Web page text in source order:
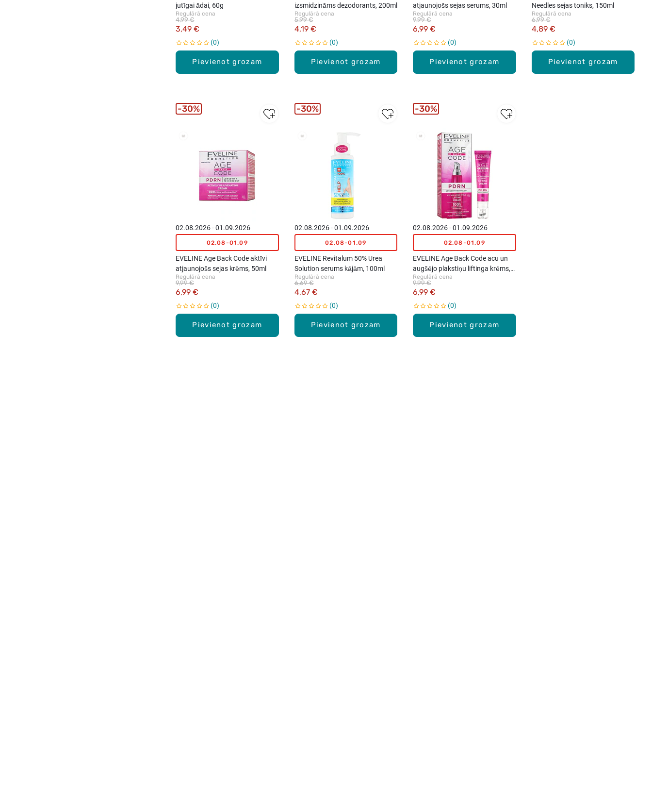
Pievienot grozam
jutīgai ādai, 60g
Regulārā cena
3,49 €
4,99 €
0
Pievienot grozam
izsmidzināms dezodorants, 200ml
Regulārā cena
4,19 €
5,99 €
0
Pievienot grozam
atjaunojošs sejas serums, 30ml
Regulārā cena
6,99 €
9,99 €
0
Pievienot grozam
Needles sejas toniks, 150ml
Regulārā cena
4,89 €
6,99 €
0
Pievienot grozam
02.08.2026 - 01.09.2026
02.08-01.09
EVELINE Age Back Code aktīvi
atjaunojošs sejas krēms, 50ml
Regulārā cena
6,99 €
9,99 €
0
30%
Pievienot grozam
02.08.2026 - 01.09.2026
02.08-01.09
EVELINE Revitalum 50% Urea
Solution serums kājām, 100ml
Regulārā cena
4,67 €
6,69 €
0
30%
Pievienot grozam
02.08.2026 - 01.09.2026
02.08-01.09
EVELINE Age Back Code acu un
augšējo plakstiņu liftinga krēms,
15ml
Regulārā cena
6,99 €
9,99 €
0
30%